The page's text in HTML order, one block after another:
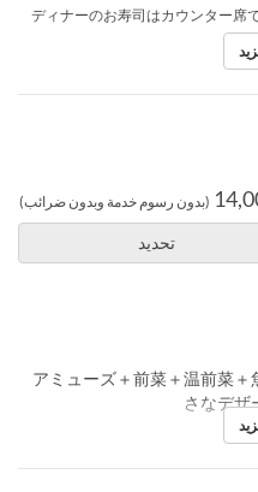
ディナーのお寿司はカウンター席
(بدون رسوم خدمة وبدون ضرائب)
تحديد
【コース内容】アミューズ＋前菜＋温
さなデザ